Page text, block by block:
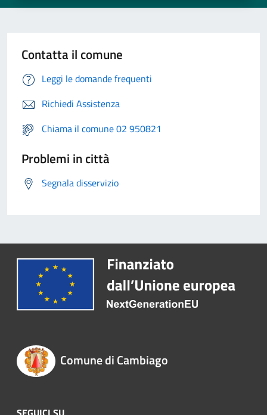
Contatta il comune
Leggi le domande frequenti
Richiedi Assistenza
Chiama il comune 02 950821
Problemi in città
Segnala disservizio
Comune di Cambiago